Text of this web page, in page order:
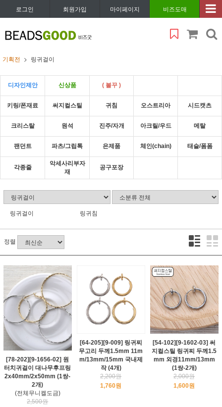
로그인 회원가입 마이페이지 비즈도매
기획전 링귀걸이
디자인제안 신상품 ( 볼꾸 )
키링/폰재료 써지컬스틸 귀침 오스트리아 시드캣츠
크리스탈 원석 진주/자개 아크릴/우드 메탈
팬던트 파츠/그립톡 은제품 체인(chain) 태슬/폼폼
각종줄
악세사리부자
재
공구포장
링귀걸이 링귀침
정렬
[78-202][9-1656-02] 원
터치귀걸이 대나무후프링
2x40mm/2x50mm (1쌍-
2개)
(전체무니켈도금)
2,500원
[64-205][9-009] 링귀찌
무고리 두께1.5mm 11m
m/13mm/15mm 국내제
작 (4개)
2,200원
1,760원
[54-102][9-1602-03] 써
지컬스틸 링귀찌 두께1.5
mm 외경11mm/13mm
(1쌍-2개)
2,000원
1,600원